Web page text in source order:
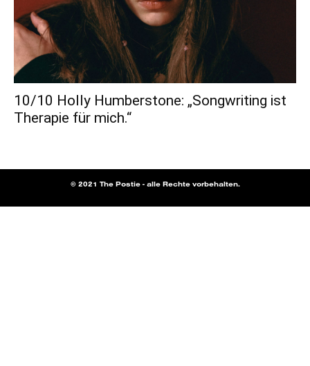
10/10 Holly Humberstone: „Songwriting ist
Therapie für mich.“
© 2021 The Postie - alle Rechte vorbehalten.